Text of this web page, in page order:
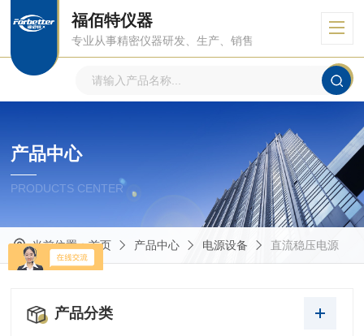
福佰特仪器
专业从事精密仪器研发、生产、销售
产品中心
PRODUCTS CENTER
当前位置：首页 产品中心 电源设备 直流稳压电源
产品分类